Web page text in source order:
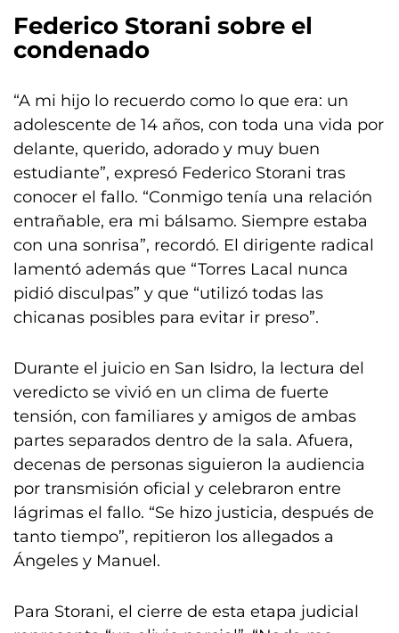
Federico Storani sobre el
condenado
“A mi hijo lo recuerdo como lo que era: un
adolescente de 14 años, con toda una vida por
delante, querido, adorado y muy buen
estudiante”, expresó Federico Storani tras
conocer el fallo. “Conmigo tenía una relación
entrañable, era mi bálsamo. Siempre estaba
con una sonrisa”, recordó. El dirigente radical
lamentó además que “Torres Lacal nunca
pidió disculpas” y que “utilizó todas las
chicanas posibles para evitar ir preso”.
Durante el juicio en San Isidro, la lectura del
veredicto se vivió en un clima de fuerte
tensión, con familiares y amigos de ambas
partes separados dentro de la sala. Afuera,
decenas de personas siguieron la audiencia
por transmisión oficial y celebraron entre
lágrimas el fallo. “Se hizo justicia, después de
tanto tiempo”, repitieron los allegados a
Ángeles y Manuel.
Para Storani, el cierre de esta etapa judicial